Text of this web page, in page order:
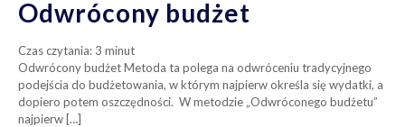
Odwrócony budżet
Czas czytania: 3 minut
Odwrócony budżet Metoda ta polega na odwróceniu tradycyjnego
podejścia do budżetowania, w którym najpierw określa się wydatki, a
dopiero potem oszczędności. W metodzie „Odwróconego budżetu”
najpierw […]